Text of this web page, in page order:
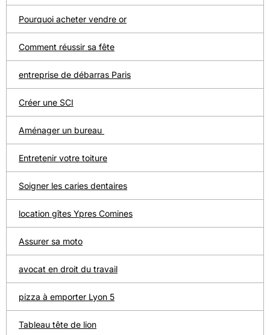
Pourquoi acheter vendre or
Comment réussir sa fête
entreprise de débarras Paris
Créer une SCI
Aménager un bureau
Entretenir votre toiture
Soigner les caries dentaires
location gîtes Ypres Comines
Assurer sa moto
avocat en droit du travail
pizza à emporter Lyon 5
Tableau tête de lion